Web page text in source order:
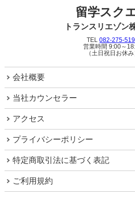
留学スク
トランスリエゾン
TEL082-275-
営業時間 9:00～
（土日祝日お休み
会社概要
当社カウンセラー
アクセス
プライバシーポリシー
特定商取引法に基づく表記
ご利用規約